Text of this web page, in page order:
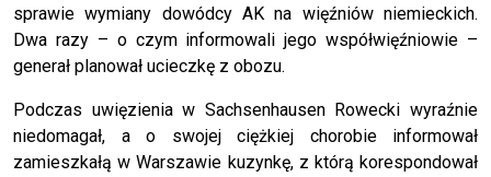
sprawie wymiany dowódcy AK na więźniów niemieckich.
Dwa razy – o czym informowali jego współwięźniowie –
generał planował ucieczkę z obozu.
Podczas uwięzienia w Sachsenhausen Rowecki wyraźnie
niedomagał, a o swojej ciężkiej chorobie informował
zamieszkałą w Warszawie kuzynkę, z którą korespondował